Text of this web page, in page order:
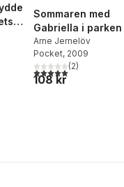
liv
Totalt antal röster:
Sommaren med
Gabriella i parken
Arne Jernelöv
Pocket, 2009
5,0utav 5 stjärnor.
(2)
108 kr